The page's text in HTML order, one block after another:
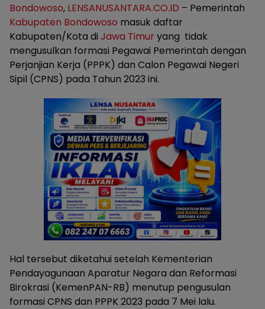
Bondowoso, LENSANUSANTARA.CO.ID – Pemerintah
Kabupaten Bondowoso masuk daftar
Kabupaten/Kota di Jawa Timur yang tidak
mengusulkan formasi Pegawai Pemerintah dengan
Perjanjian Kerja (PPPK) dan Calon Pegawai Negeri
Sipil (CPNS) pada Tahun 2023 ini.
Hal tersebut diketahui setelah Kementerian
Pendayagunaan Aparatur Negara dan Reformasi
Birokrasi (KemenPAN-RB) menutup pengusulan
formasi CPNS dan PPPK 2023 pada 7 Mei lalu.